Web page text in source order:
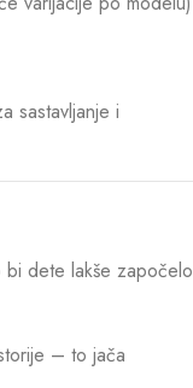
sastavljanje i
bi dete lakše započelo
– to jača